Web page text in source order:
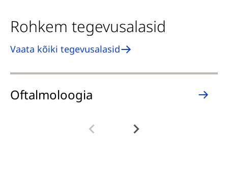
Rohkem tegevusalasid
Vaata kõiki tegevusalasid
Oftalmoloogia